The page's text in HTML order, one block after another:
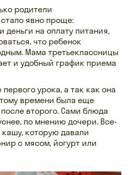
родители
явно проще:
деньги на оплату питания,
что ребенок
Мама третьеклассницы
и удобный график приема
урока, а так как она
времени была еще
второго. Сами блюда
по мнению дочери. Все-
которую давали
с мясом, йогурт или